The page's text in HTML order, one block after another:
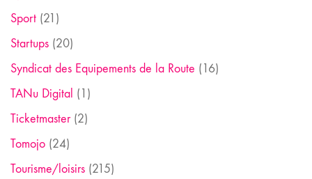
Sport (21)
Startups (20)
Syndicat des Equipements de la Route (16)
TANu Digital (1)
Ticketmaster(2)
Tomojo (24)
Tourisme/loisirs (215)